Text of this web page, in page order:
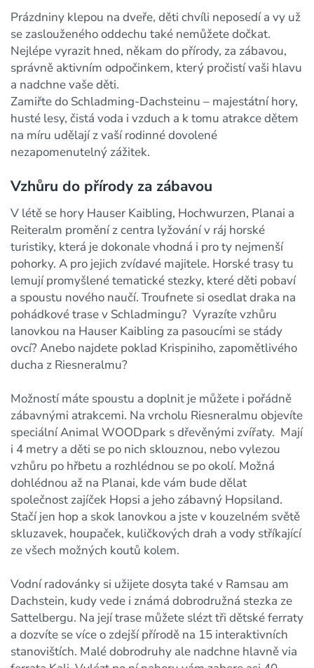
Prázdniny klepou na dveře, děti chvíli neposedí a vy už
se zaslouženého oddechu také nemůžete dočkat.
Nejlépe vyrazit hned, někam do přírody, za zábavou,
správně aktivním odpočinkem, který pročistí vaši hlavu
a nadchne vaše děti.
Zamiřte do Schladming-Dachsteinu – majestátní hory,
husté lesy, čistá voda i vzduch a k tomu atrakce dětem
na míru udělají z vaší rodinné dovolené
nezapomenutelný zážitek.
Vzhůru do přírody za zábavou
V létě se hory Hauser Kaibling, Hochwurzen, Planai a
Reiteralm promění z centra lyžování v ráj horské
turistiky, která je dokonale vhodná i pro ty nejmenší
pohorky. A pro jejich zvídavé majitele. Horské trasy tu
lemují promyšlené tematické stezky, které děti pobaví
a spoustu nového naučí. Troufnete si osedlat draka na
pohádkové trase v Schladmingu? Vyrazíte vzhůru
lanovkou na Hauser Kaibling za pasoucími se stády
ovcí? Anebo najdete poklad Krispiniho, zapomětlivého
ducha z Riesneralmu?
Možností máte spoustu a doplnit je můžete i pořádně
zábavnými atrakcemi. Na vrcholu Riesneralmu objevíte
speciální Animal WOODpark s dřevěnými zvířaty. Mají
i 4 metry a děti se po nich sklouznou, nebo vylezou
vzhůru po hřbetu a rozhlédnou se po okolí. Možná
dohlédnou až na Planai, kde vám bude dělat
společnost zajíček Hopsi a jeho zábavný Hopsiland.
Stačí jen hop a skok lanovkou a jste v kouzelném světě
skluzavek, houpaček, kuličkových drah a vody stříkající
ze všech možných koutů kolem.
Vodní radovánky si užijete dosyta také v Ramsau am
Dachstein, kudy vede i známá dobrodružná stezka ze
Sattelbergu. Na její trase můžete slézt tři dětské ferraty
a dozvíte se více o zdejší přírodě na 15 interaktivních
stanovištích. Malé dobrodruhy ale nadchne hlavně via